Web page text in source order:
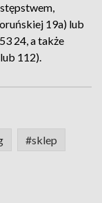
19a) lub
24, a także
112).
#sklep